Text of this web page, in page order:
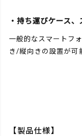
・持ち運びケース
一般的なスマートフ
き/縦向きの設置が可
【製品仕様】